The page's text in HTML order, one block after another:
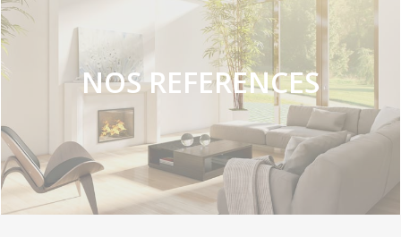
NOS REFERENCES